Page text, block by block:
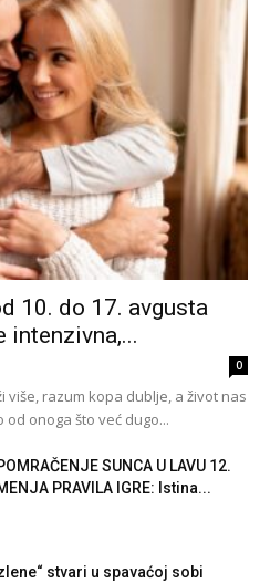
10. do 17. avgusta
intenzivna,...
0
više, razum kopa dublje, a život nas
onoga što već dugo...
SUNCA U LAVU 12.
PRAVILA IGRE: Istina...
stvari u spavaćoj sobi